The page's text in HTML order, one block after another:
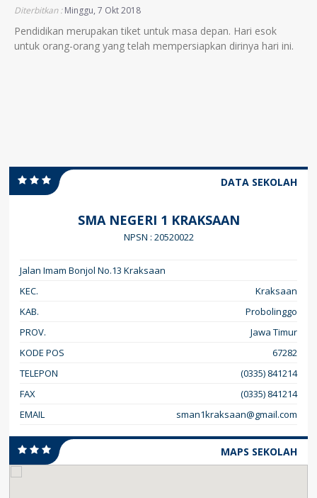
Diterbitkan :Minggu, 7 Okt 2018
Pendidikan merupakan tiket untuk masa depan. Hari esok
untuk orang-orang yang telah mempersiapkan dirinya hari ini.
DATA SEKOLAH
SMA NEGERI 1 KRAKSAAN
NPSN : 20520022
Jalan Imam Bonjol No.13 Kraksaan
KEC.
Kraksaan
KAB.
Probolinggo
PROV.
Jawa Timur
KODE POS
67282
TELEPON
(0335) 841214
FAX
(0335) 841214
EMAIL
sman1kraksaan@gmail.com
MAPS SEKOLAH